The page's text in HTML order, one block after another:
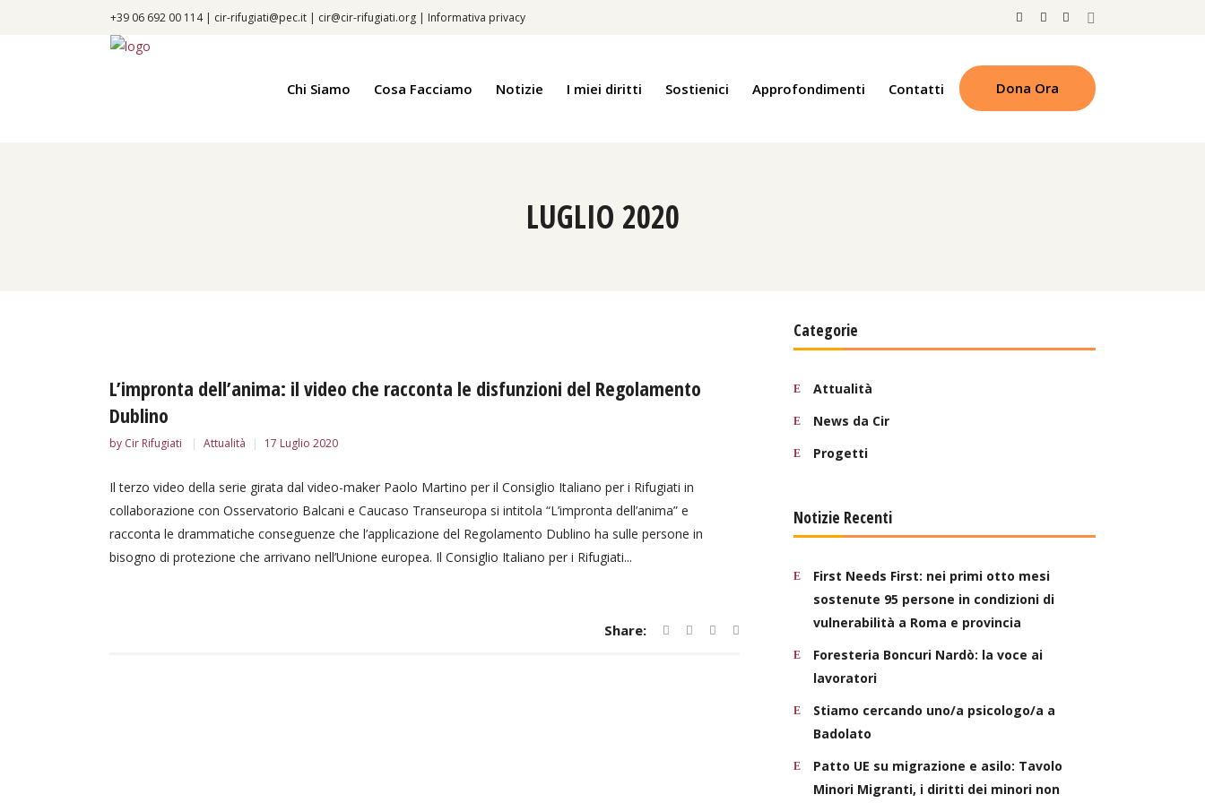
+39 06 692 00 114 | cir-rifugiati@pec.it | cir@cir-rifugiati.org | Informativa privacy
Chi Siamo Cosa Facciamo Notizie I miei diritti Sostienici Approfondimenti Contatti Dona Ora
LUGLIO 2020
L’impronta dell’anima: il video che racconta le disfunzioni del Regolamento
Dublino
by Cir Rifugiati Attualità 17 Luglio 2020
Il terzo video della serie girata dal video-maker Paolo Martino per il Consiglio Italiano per i Rifugiati in
collaborazione con Osservatorio Balcani e Caucaso Transeuropa si intitola “L’impronta dell’anima” e
racconta le drammatiche conseguenze che l’applicazione del Regolamento Dublino ha sulle persone in
bisogno di protezione che arrivano nell’Unione europea. Il Consiglio Italiano per i Rifugiati...
Share:
Categorie
Attualità
News da Cir
Progetti
Notizie Recenti
First Needs First: nei primi otto mesi
sostenute 95 persone in condizioni di
vulnerabilità a Roma e provincia
Foresteria Boncuri Nardò: la voce ai
lavoratori
Stiamo cercando uno/a psicologo/a a
Badolato
Patto UE su migrazione e asilo: Tavolo
Minori Migranti, i diritti dei minori non